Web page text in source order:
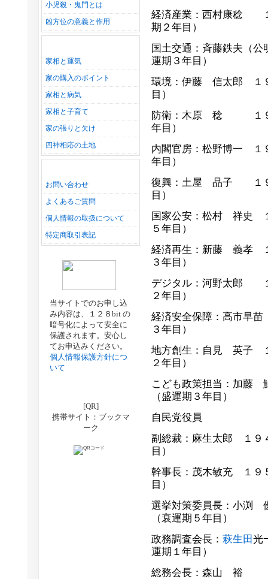
小児殺・鬼門とは
凶方位の意義と作用
家相と運気
家の購入のポイント
家相と病気
家相と子育て
家の張りと欠け
四神相応の土地
お問い合わせ
よくあるご質問
個人情報の取扱について
特定商取引表記
当サイトでのお申し込
み内容は、１２８bit の
暗号化によって安全に
保護されます。安心し
てお申込みください。
個人情報保護方針につ
いて
[QR]
携帯サイト：ブックマ
ーク
経済産業：西村康稔 １
期２年目）
国土交通：斉藤鉄夫（
運期３年目）
環境：伊藤 信太郎 １
目）
防衛：木原 稔 １９６
年目）
内閣官房：松野博一 １
年目）
復興：土屋 品子 １９
目）
国家公安：松村 祥史
５年目）
経済再生：新藤 義孝
３年目）
デジタル：河野太郎 １
２年目）
経済安全保障：高市早
３年目）
地方創生：自見 英子
２年目）
こども政策担当：加藤
（盛運期３年目）
自民党役員
副総裁：麻生太郎 １９
目）
幹事長：茂木敏充 １９
目）
選挙対策委員長：小渕
（衰運期５年目）
政務調査会長： 萩生田 光
運期１年目）
総務会長：森山 裕